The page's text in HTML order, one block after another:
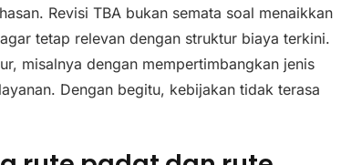
Revisi TBA bukan semata soal menaikkan
tetap relevan dengan struktur biaya terkini.
misalnya dengan mempertimbangkan jenis
Dengan begitu, kebijakan tidak terasa